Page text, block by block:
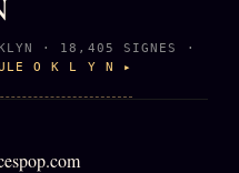
· 18,405 SIGNES ·
O K L Y N ▸